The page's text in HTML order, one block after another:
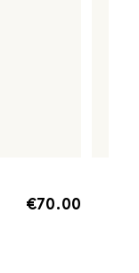
€70.00